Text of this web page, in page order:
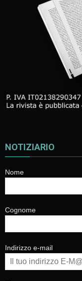
NOTIZIARIO
Nome
Cognome
Indirizzo e-mail